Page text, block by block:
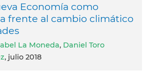
Economía como
frente al cambio climático
La Moneda, Daniel Toro
, julio 2018